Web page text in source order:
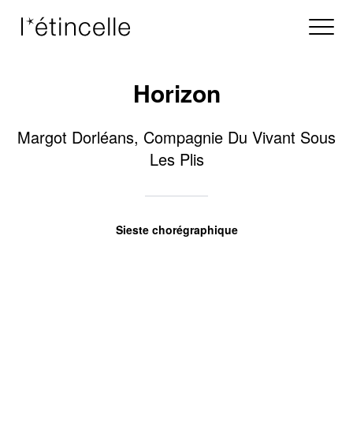
Horizon
Margot Dorléans, Compagnie Du Vivant Sous
Les Plis
Sieste chorégraphique